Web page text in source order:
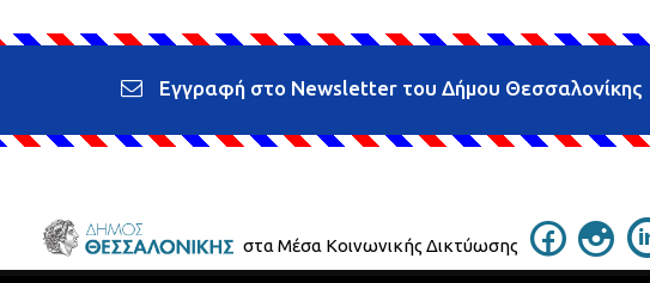
Εγγραφή στο Newsletter του Δήμου Θεσσαλονίκης
στα Μέσα Κοινωνικής Δικτύωσης